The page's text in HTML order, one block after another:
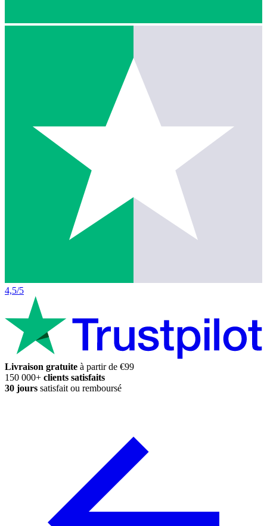
4,5/5
Livraison gratuite à partir de €99
150 000+ clients satisfaits
30 jours satisfait ou remboursé